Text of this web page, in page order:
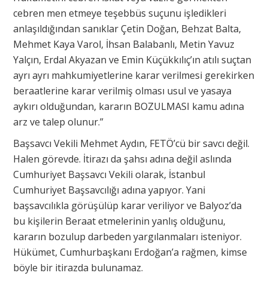
cebren men etmeye teşebbüs suçunu işledikleri
anlaşıldığından sanıklar Çetin Doğan, Behzat Balta,
Mehmet Kaya Varol, İhsan Balabanlı, Metin Yavuz
Yalçın, Erdal Akyazan ve Emin Küçükkılıç’ın atılı suçtan
ayrı ayrı mahkumiyetlerine karar verilmesi gerekirken
beraatlerine karar verilmiş olması usul ve yasaya
aykırı olduğundan, kararın BOZULMASI kamu adına
arz ve talep olunur.”
Başsavcı Vekili Mehmet Aydın, FETÖ’cü bir savcı değil.
Halen görevde. İtirazı da şahsı adına değil aslında
Cumhuriyet Başsavcı Vekili olarak, İstanbul
Cumhuriyet Başsavcılığı adına yapıyor. Yani
başsavcılıkla görüşülüp karar veriliyor ve Balyoz’da
bu kişilerin Beraat etmelerinin yanlış olduğunu,
kararın bozulup darbeden yargılanmaları isteniyor.
Hükümet, Cumhurbaşkanı Erdoğan’a rağmen, kimse
böyle bir itirazda bulunamaz.